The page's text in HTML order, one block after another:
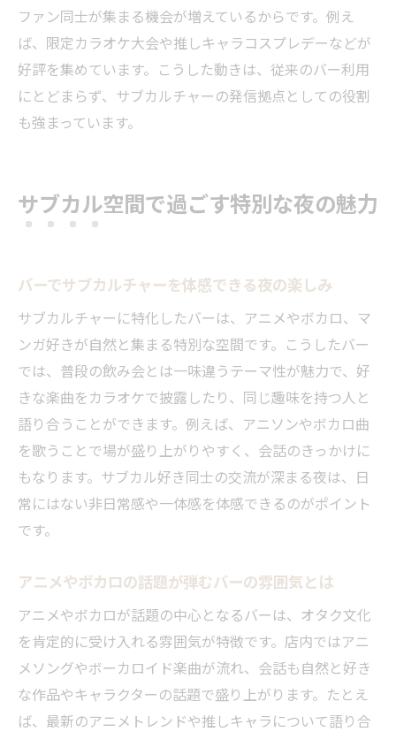
ボカロ好きがつながるバーでの交流方法
サブカルバーで新しい友人と楽しむポイン
ト
共通の趣味で絆が深まるバーの魅力
リラックス派にもおすすめのサブカルバー
落ち着けるバーでサブカルを満喫する方法
ボカロやカラオケ初心者にもやさしいバー
リラックス空間重視のサブカルバー選び
一人でも楽しめるバーの過ごし方アイデア
佐賀市の癒やし系サブカルバー最新情報
ファン同士が集まる機会が増えているからです。例え
ば、限定カラオケ大会や推しキャラコスプレデーなどが
好評を集めています。こうした動きは、従来のバー利用
にとどまらず、サブカルチャーの発信拠点としての役割
も強まっています。
サブカル空間で過ごす特別な夜の魅力
バーでサブカルチャーを体感できる夜の楽しみ
サブカルチャーに特化したバーは、アニメやボカロ、マ
ンガ好きが自然と集まる特別な空間です。こうしたバー
では、普段の飲み会とは一味違うテーマ性が魅力で、好
きな楽曲をカラオケで披露したり、同じ趣味を持つ人と
語り合うことができます。例えば、アニソンやボカロ曲
を歌うことで場が盛り上がりやすく、会話のきっかけに
もなります。サブカル好き同士の交流が深まる夜は、日
常にはない非日常感や一体感を体感できるのがポイント
です。
アニメやボカロの話題が弾むバーの雰囲気とは
アニメやボカロが話題の中心となるバーは、オタク文化
を肯定的に受け入れる雰囲気が特徴です。店内ではアニ
メソングやボーカロイド楽曲が流れ、会話も自然と好き
な作品やキャラクターの話題で盛り上がります。たとえ
ば、最新のアニメトレンドや推しキャラについて語り合